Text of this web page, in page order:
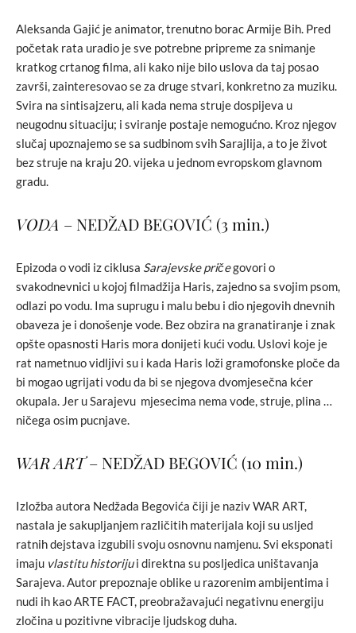
Aleksanda Gajić je animator, trenutno borac Armije Bih. Pred
početak rata uradio je sve potrebne pripreme za snimanje
kratkog crtanog filma, ali kako nije bilo uslova da taj posao
završi, zainteresovao se za druge stvari, konkretno za muziku.
Svira na sintisajzeru, ali kada nema struje dospijeva u
neugodnu situaciju; i sviranje postaje nemogućno. Kroz njegov
slučaj upoznajemo se sa sudbinom svih Sarajlija, a to je život
bez struje na kraju 20. vijeka u jednom evropskom glavnom
gradu.
VODA – NEDŽAD BEGOVIĆ (3 min.)
Epizoda o vodi iz ciklusa Sarajevske pričegovori o
svakodnevnici u kojoj filmadžija Haris, zajedno sa svojim psom,
odlazi po vodu. Ima suprugu i malu bebu i dio njegovih dnevnih
obaveza je i donošenje vode. Bez obzira na granatiranje i znak
opšte opasnosti Haris mora donijeti kući vodu. Uslovi koje je
rat nametnuo vidljivi su i kada Haris loži gramofonske ploče da
bi mogao ugrijati vodu da bi se njegova dvomjesečna kćer
okupala. Jer u Sarajevu mjesecima nema vode, struje, plina …
ničega osim pucnjave.
WAR ART– NEDŽAD BEGOVIĆ (10 min.)
Izložba autora Nedžada Begovića čiji je naziv WAR ART,
nastala je sakupljanjem različitih materijala koji su usljed
ratnih dejstava izgubili svoju osnovnu namjenu. Svi eksponati
imaju vlastitu historijui direktna su posljedica uništavanja
Sarajeva. Autor prepoznaje oblike u razorenim ambijentima i
nudi ih kao ARTE FACT, preobražavajući negativnu energiju
zločina u pozitivne vibracije ljudskog duha.